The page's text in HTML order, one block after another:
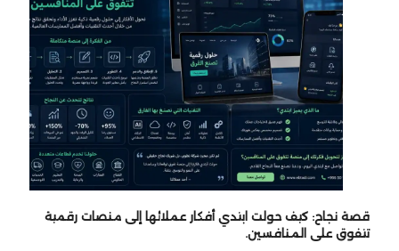
قصة نجاح: كيف حولت ابتدي أفكار عملائها إلى منصات رقمية
تتفوق على المنافسين.